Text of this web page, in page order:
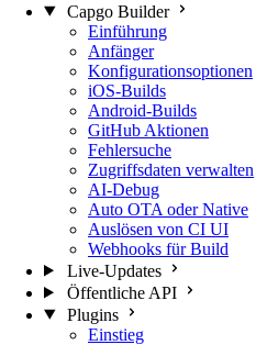
Capgo Builder
Einführung
Anfänger
Konfigurationsoptionen
iOS-Builds
Android-Builds
GitHub Aktionen
Fehlersuche
Zugriffsdaten verwalten
AI-Debug
Auto OTA oder Native
Auslösen von CI UI
Webhooks für Build
Live-Updates
Öffentliche API
Plugins
Einstieg